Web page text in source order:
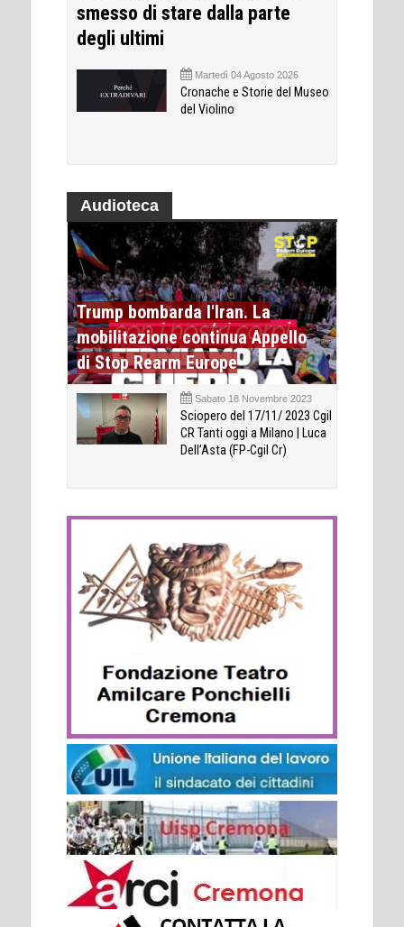
smesso di stare dalla parte
degli ultimi
Martedì 04 Agosto 2026
Cronache e Storie del Museo
del Violino
Audioteca
Trump bombarda l'Iran. La
mobilitazione continua Appello
di Stop Rearm Europe
Sabato 18 Novembre 2023
Sciopero del 17/11/ 2023 Cgil
CR Tanti oggi a Milano | Luca
Dell’Asta (FP-Cgil Cr)